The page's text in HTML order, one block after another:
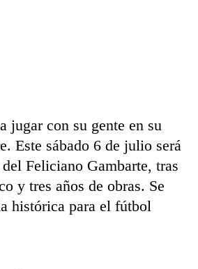
jugar con su gente en su
Este sábado 6 de julio será
Feliciano Gambarte, tras
y tres años de obras. Se
histórica para el fútbol